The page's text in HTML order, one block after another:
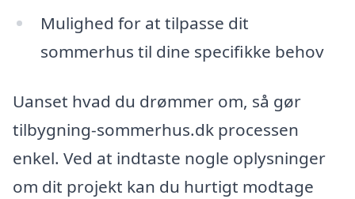
Mulighed for at tilpasse dit
sommerhus til dine specifikke behov
Uanset hvad du drømmer om, så gør
tilbygning-sommerhus.dk processen
enkel. Ved at indtaste nogle oplysninger
om dit projekt kan du hurtigt modtage